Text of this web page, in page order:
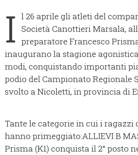
I l 26 aprile gli atleti del
Società Canottieri Marsala,
preparatore Francesco
inaugurano la stagione
modi, conquistando importanti
podio del Campionato Regionale
svolto a Nicoletti, in provincia di
Tante le categorie in cui i ragazzi
hanno primeggiato:ALLIEVI B
Prisma (K1) conquista il 2° posto